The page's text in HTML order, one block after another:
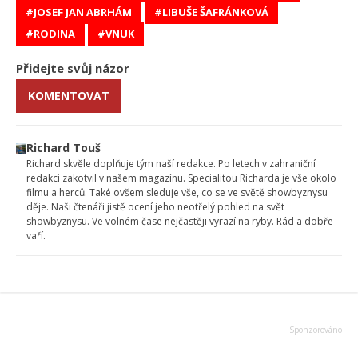
JOSEF JAN ABRHÁM
LIBUŠE ŠAFRÁNKOVÁ
RODINA
VNUK
Přidejte svůj názor
KOMENTOVAT
Richard Touš
Richard skvěle doplňuje tým naší redakce. Po letech v zahraniční
redakci zakotvil v našem magazínu. Specialitou Richarda je vše okolo
filmu a herců. Také ovšem sleduje vše, co se ve světě showbyznysu
děje. Naši čtenáři jistě ocení jeho neotřelý pohled na svět
showbyznysu. Ve volném čase nejčastěji vyrazí na ryby. Rád a dobře
vaří.